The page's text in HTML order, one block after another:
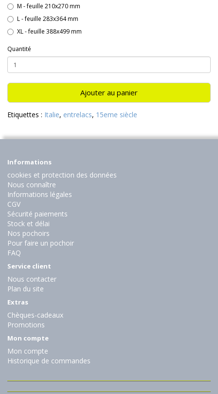
M - feuille 210x270 mm
L - feuille 283x364 mm
XL - feuille 388x499 mm
Quantité
Ajouter au panier
Etiquettes : Italie, entrelacs, 15eme siècle
Informations
cookies et protection des données
Nous connaître
Informations légales
CGV
Sécurité paiements
Stock et délai
Nos pochoirs
Pour faire un pochoir
FAQ
Service client
Nous contacter
Plan du site
Extras
Chèques-cadeaux
Promotions
Mon compte
Mon compte
Historique de commandes